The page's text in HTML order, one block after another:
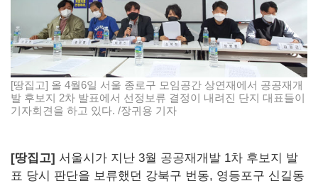
[땅집고] 올 4월6일 서울 종로구 모임공간 상연재에서 공공재개
발 후보지 2차 발표에서 선정보류 결정이 내려진 단지 대표들이
기자회견을 하고 있다. /장귀용 기자
[땅집고] 서울시가 지난 3월 공공재개발 1차 후보지 발
표 당시 판단을 보류했던 강북구 번동, 영등포구 신길동